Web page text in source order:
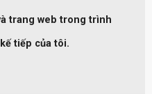
trang web trong trình
tiếp của tôi.